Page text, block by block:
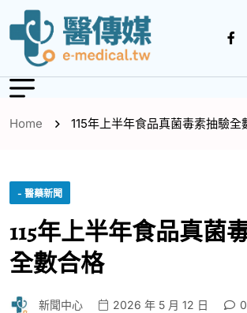
Home 115年上半年食品真菌毒素抽驗全
- 醫藥新聞
115年上半年食品真菌
全數合格
新聞中心 2026 年 5 月 12 日